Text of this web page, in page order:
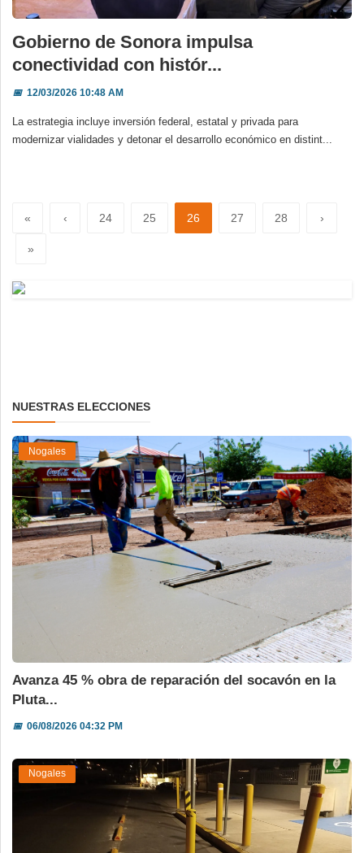
Gobierno de Sonora impulsa
conectividad con histór...
📅12/03/2026 10:48 AM
La estrategia incluye inversión federal, estatal y privada para
modernizar vialidades y detonar el desarrollo económico en distint...
« ‹ 24 25 26 27 28 ›
»
NUESTRAS ELECCIONES
Nogales
Avanza 45 % obra de reparación del socavón en la
Pluta...
📅06/08/2026 04:32 PM
Nogales